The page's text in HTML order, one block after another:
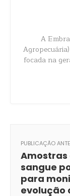
A
focada na
PUBLICAÇÃO
Amostras
sangue
para
evolução